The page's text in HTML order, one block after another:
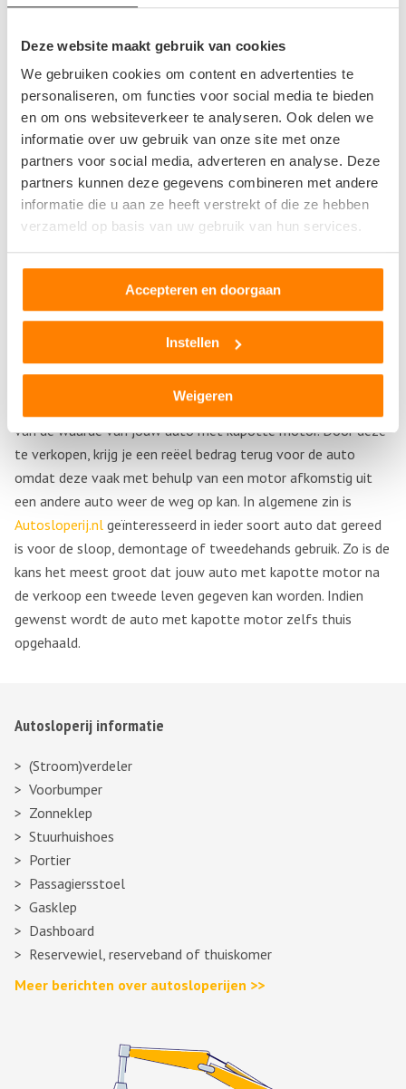
Deze website maakt gebruik van cookies
We gebruiken cookies om content en advertenties te
personaliseren, om functies voor social media te bieden
en om ons websiteverkeer te analyseren. Ook delen we
informatie over uw gebruik van onze site met onze
partners voor social media, adverteren en analyse. Deze
partners kunnen deze gegevens combineren met andere
informatie die u aan ze heeft verstrekt of die ze hebben
verzameld op basis van uw gebruik van hun services.
Accepteren en doorgaan
Instellen
Weigeren
Al met al kan de autosloperij ook baat hebben wij simpelweg
Een nieuwe motor
De autosloperij verzamelt voertuigen van alle soorten en
maten in, van gehele voertuigen tot alleen hun onderdelen of
zelfs schroot. Dit betekent dat er vele onderdelen
hergebruikt kunnen worden om andere kapotte auto’s op te
knappen, of dat jouw gehele auto zonder motor gekoppeld
kan worden een overgebleven motor van een tot schroot
verwerkt model. Op deze manier krijg jouw auto of een
andere een nieuw leven gegund. Jij verdient een bedrag aan je
oude voertuig en de autosloperij heeft de mogelijkheid een
nieuwe auto te creëren om door te verkopen.
Op waarde schatten
ben je verzekerd van een juiste inschatting
van de waarde van jouw auto met kapotte motor. Door deze
te verkopen, krijg je een reëel bedrag terug voor de auto
omdat deze vaak met behulp van een motor afkomstig uit
een andere auto weer de weg op kan. In algemene zin is
Autosloperij.nl geïnteresseerd in ieder soort auto dat gereed
is voor de sloop, demontage of tweedehands gebruik. Zo is de
kans het meest groot dat jouw auto met kapotte motor na
de verkoop een tweede leven gegeven kan worden. Indien
gewenst wordt de auto met kapotte motor zelfs thuis
opgehaald.
Autosloperij informatie
(Stroom)verdeler
Voorbumper
Zonneklep
Stuurhuishoes
Portier
Passagiersstoel
Gasklep
Dashboard
Reservewiel, reserveband of thuiskomer
Meer berichten over autosloperijen >>